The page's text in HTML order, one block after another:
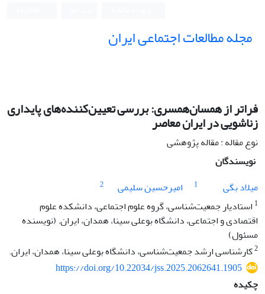
مجله مطالعات اجتماعی ایران
فراتر از همسان‌همسری: بررسی تعیین‌کننده‌های پایداری
زناشویی در ایران معاصر
نوع مقاله : مقاله پژوهشی
نویسندگان
میلاد بگی
1 امیرحسین سلیمی
2
1 استادیار جمعیت‌شناسی، گروه علوم اجتماعی، دانشکده علوم
اقتصادی و اجتماعی، دانشگاه بوعلی سینا، همدان، ایران. (نویسنده
مسئول)
2کارشناسی ارشد جمعیت‌شناسی، دانشگاه بوعلی سینا، همدان، ایران.
https://doi.org/10.22034/jss.2025.2062641.1905
چکیده